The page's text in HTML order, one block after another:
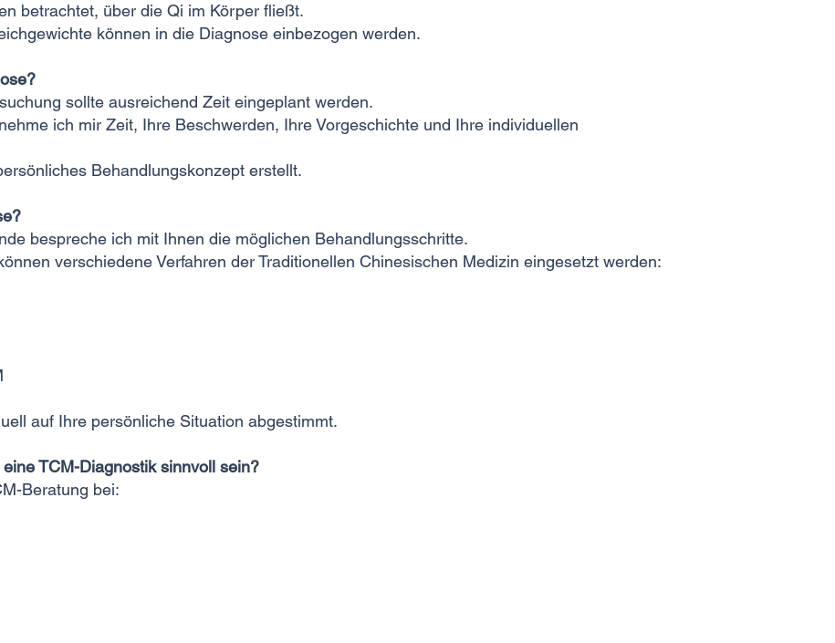
betrachtet, über die Qi im Körper fließt.
können in die Diagnose einbezogen werden.
sollte ausreichend Zeit eingeplant werden.
ich mir Zeit, Ihre Beschwerden, Ihre Vorgeschichte und Ihre individuellen
Behandlungskonzept erstellt.
bespreche ich mit Ihnen die möglichen Behandlungsschritte.
verschiedene Verfahren der Traditionellen Chinesischen Medizin eingesetzt werden:
auf Ihre persönliche Situation abgestimmt.
TCM-Diagnostik sinnvoll sein?
Beratung bei: